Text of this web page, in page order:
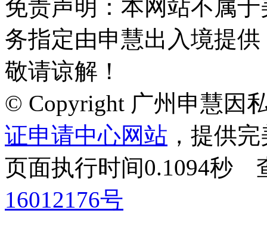
免责声明：本网站不属
务指定由申慧出入境提
敬请谅解！
© Copyright 广州申慧因
证申请中心网站 ，提供
页面执行时间0.1094
16012176号